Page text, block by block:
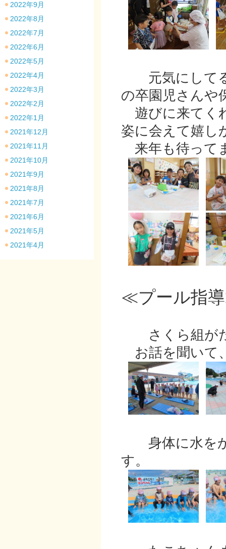
元気にしてる
の卒園児さんや
遊びに来てく
姿に会えて嬉し
来年も待って
≪プール指
さくら組がた
お話を聞いて
身体に水をか
す。
2022年9月
2022年8月
2022年7月
2022年6月
2022年5月
2022年4月
2022年3月
2022年2月
2022年1月
2021年12月
2021年11月
2021年10月
2021年9月
2021年8月
2021年7月
2021年6月
2021年5月
2021年4月